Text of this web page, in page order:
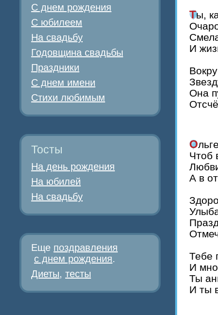
Ты,
И
Она
Чтоб
А в
Тебе
И
Ты
И ты
С днем рождения
С юбилеем
На свадьбу
Годовщина свадьбы
Праздники
С днем имени
Стихи любимым
Тосты
На день рождения
На юбилей
На свадьбу
Еще поздравления
с днем рождения.
Диеты, тесты